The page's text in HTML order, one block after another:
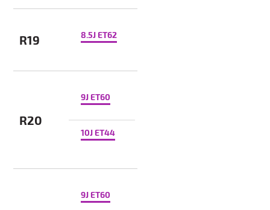
R19 8.5J ET62
R20
9J ET60
10J ET44
9J ET60